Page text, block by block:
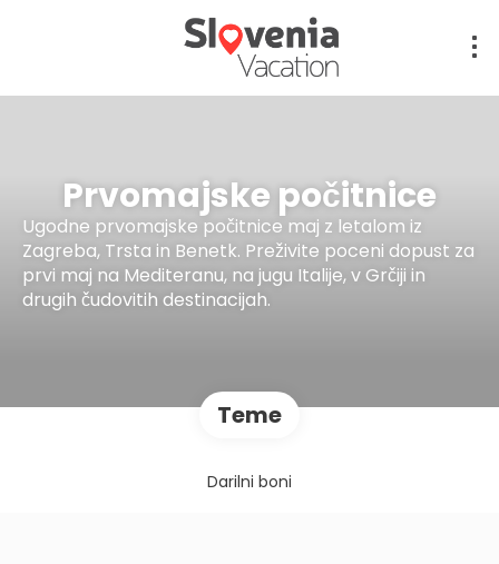
Prvomajske počitnice
Ugodne prvomajske počitnice maj z letalom iz
Zagreba, Trsta in Benetk. Preživite poceni dopust za
prvi maj na Mediteranu, na jugu Italije, v Grčiji in
drugih čudovitih destinacijah.
Teme
Darilni boni